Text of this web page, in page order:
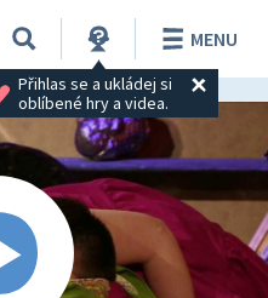
Přihlas se a ukládej si
oblíbené hry a videa.
MENU